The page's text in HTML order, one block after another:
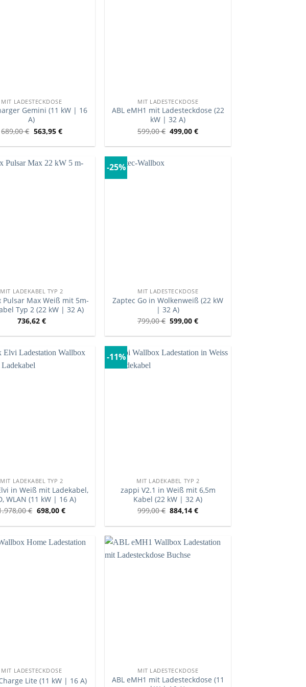
MIT LADESTECKDOSE
Gemini (11 kW | 16
A)
689,00€ 563,95 €
MIT LADESTECKDOSE
ABL eMH1 mit Ladesteckdose (22
kW | 32 A)
599,00€ 499,00€
MIT LADEKABEL TYP 2
Pulsar Max Weiß mit 5m-
Typ 2 (22 kW | 32 A)
736,62 €
-25%
MIT LADESTECKDOSE
Zaptec Go in Wolkenweiß (22 kW
| 32 A)
799,00€ 599,00€
MIT LADEKABEL TYP 2
in Weiß mit Ladekabel,
WLAN (11 kW | 16 A)
€ 698,00 €
-11%
MIT LADEKABEL TYP 2
zappi V2.1 in Weiß mit 6,5m
Kabel (22 kW | 32 A)
999,00€ 884,14€
MIT LADESTECKDOSE
Lite (11 kW | 16 A)
MIT LADESTECKDOSE
ABL eMH1 mit Ladesteckdose (11